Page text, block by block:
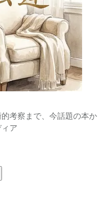
考察まで、今話題の本か
ア